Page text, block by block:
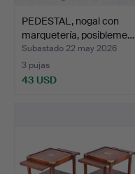
PEDESTAL, nogal con
marquetería, posibleme…
Subastado 22 may 2026
3 pujas
43 USD